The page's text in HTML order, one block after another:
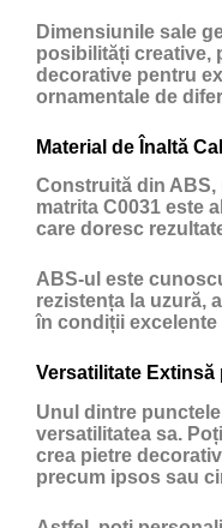
Dimensiunile sale
posibilități creative,
decorative pentru
ornamentale de
Material de Înaltă
Construită din
matrita C0031 este
care doresc
ABS-ul este
rezistența la uzură,
în condiții
Versatilitate Extinsă
Unul dintre
versatilitatea sa.
crea pietre
precum ipsos sau